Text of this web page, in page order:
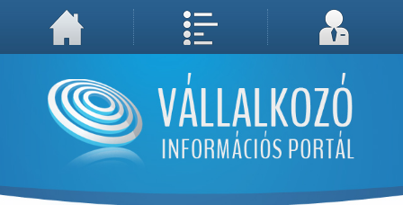
A weboldal használatával Ön elfogadja, hogy Cookie-kat (sütiket) tároljunk számítógépén. A sütik a weboldal megfelelő működéséhez
Megértettem, folytatás...